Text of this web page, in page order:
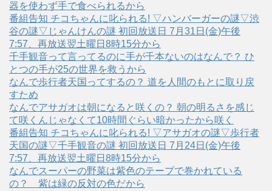
器を使わず手で食べられるから
番組告知 チコちゃんに叱られる! ▽ハンバーガーの謎▽渋
谷の謎▽じゃんけんの謎 初回放送日 7月31日(金)午後
7:57、再放送翌土曜日8時15分から
千手観音って言ってるのに手が千本ないのはなんで？ ひ
とつの手が25の世界を救うから
なんで歩行者天国ってするの？ 道を人間のもとに取り戻
すため
なんでアサガオは朝になると咲くの？ 朝の明るさを感じ
て咲くんじゃなくて10時間ぐらい暗かったから咲く
番組告知 チコちゃんに叱られる! ▽アサガオの謎▽歩行者
天国の謎▽千手観音の謎 初回放送日 7月24日(金)午後
7:57、再放送翌土曜日8時15分から
なんでスーパーの野菜は紫色のテープで巻かれている
の？ 紫は緑の反対の色だから